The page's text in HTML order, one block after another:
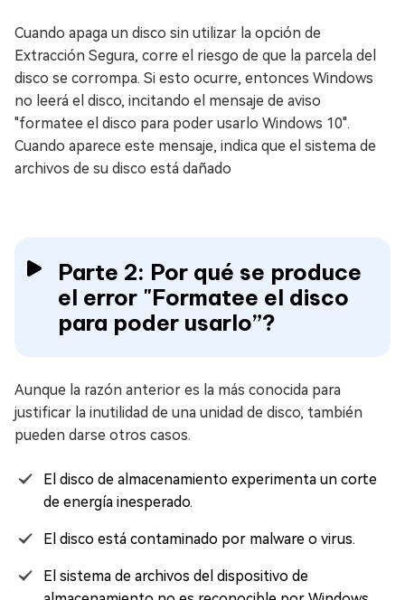
Cuando apaga un disco sin utilizar la opción de
Extracción Segura, corre el riesgo de que la parcela del
disco se corrompa. Si esto ocurre, entonces Windows
no leerá el disco, incitando el mensaje de aviso
"formatee el disco para poder usarlo Windows 10".
Cuando aparece este mensaje, indica que el sistema de
archivos de su disco está dañado
Parte 2: Por qué se produce
el error "Formatee el disco
para poder usarlo”?
Aunque la razón anterior es la más conocida para
justificar la inutilidad de una unidad de disco, también
pueden darse otros casos.
El disco de almacenamiento experimenta un corte
de energía inesperado.
El disco está contaminado por malware o virus.
El sistema de archivos del dispositivo de